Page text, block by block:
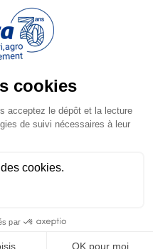
Liens utiles
Plan du site
FAQ
d'utilisation
Gestion des cookies